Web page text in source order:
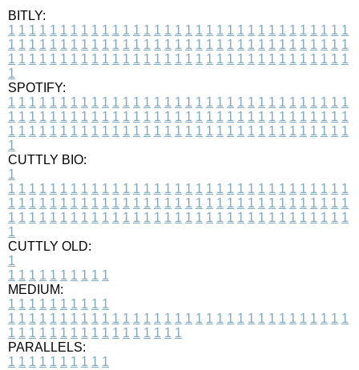
BITLY:
1 1 1 1 1 1 1 1 1 1 1 1 1 1 1 1 1 1 1 1 1 1 1 1 1 1 1 1 1 1 1 1 1
1 1 1 1 1 1 1 1 1 1 1 1 1 1 1 1 1 1 1 1 1 1 1 1 1 1 1 1 1 1 1 1 1
1 1 1 1 1 1 1 1 1 1 1 1 1 1 1 1 1 1 1 1 1 1 1 1 1 1 1 1 1 1 1 1 1
1
SPOTIFY:
1 1 1 1 1 1 1 1 1 1 1 1 1 1 1 1 1 1 1 1 1 1 1 1 1 1 1 1 1 1 1 1 1
1 1 1 1 1 1 1 1 1 1 1 1 1 1 1 1 1 1 1 1 1 1 1 1 1 1 1 1 1 1 1 1 1
1 1 1 1 1 1 1 1 1 1 1 1 1 1 1 1 1 1 1 1 1 1 1 1 1 1 1 1 1 1 1 1 1
1
CUTTLY BIO:
1
1 1 1 1 1 1 1 1 1 1 1 1 1 1 1 1 1 1 1 1 1 1 1 1 1 1 1 1 1 1 1 1 1
1 1 1 1 1 1 1 1 1 1 1 1 1 1 1 1 1 1 1 1 1 1 1 1 1 1 1 1 1 1 1 1 1
1 1 1 1 1 1 1 1 1 1 1 1 1 1 1 1 1 1 1 1 1 1 1 1 1 1 1 1 1 1 1 1 1
1
CUTTLY OLD:
1
1 1 1 1 1 1 1 1 1 1
MEDIUM:
1 1 1 1 1 1 1 1 1 1
1 1 1 1 1 1 1 1 1 1 1 1 1 1 1 1 1 1 1 1 1 1 1 1 1 1 1 1 1 1 1 1 1
1 1 1 1 1 1 1 1 1 1 1 1 1 1 1 1 1
PARALLELS:
1 1 1 1 1 1 1 1 1 1